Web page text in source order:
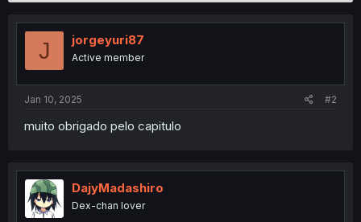
J jorgeyuri87
Active member
Jan 10, 2025 #2
muito obrigado pelo capitulo
DajyMadashiro
Dex-chan lover